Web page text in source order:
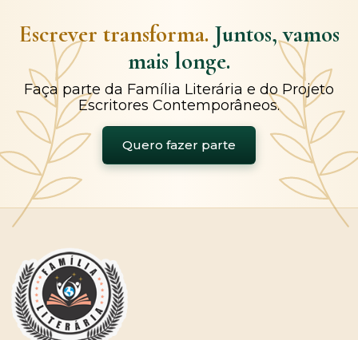
Escrever transforma. Juntos, vamos
mais longe.
Faça parte da Família Literária e do Projeto
Escritores Contemporâneos.
Quero fazer parte